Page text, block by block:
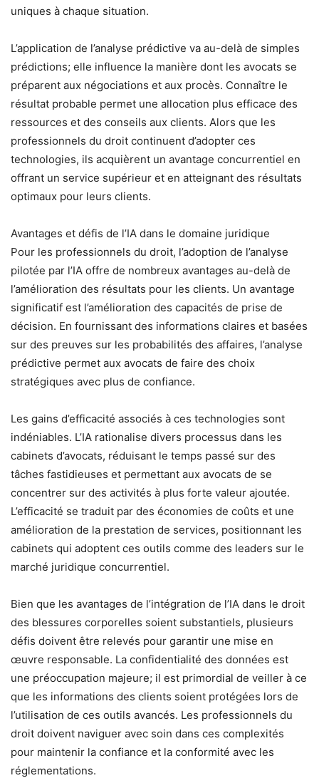
uniques à chaque situation.
L’application de l’analyse prédictive va au-delà de simples
prédictions; elle influence la manière dont les avocats se
préparent aux négociations et aux procès. Connaître le
résultat probable permet une allocation plus efficace des
ressources et des conseils aux clients. Alors que les
professionnels du droit continuent d’adopter ces
technologies, ils acquièrent un avantage concurrentiel en
offrant un service supérieur et en atteignant des résultats
optimaux pour leurs clients.
Avantages et défis de l’IA dans le domaine juridique
Pour les professionnels du droit, l’adoption de l’analyse
pilotée par l’IA offre de nombreux avantages au-delà de
l’amélioration des résultats pour les clients. Un avantage
significatif est l’amélioration des capacités de prise de
décision. En fournissant des informations claires et basées
sur des preuves sur les probabilités des affaires, l’analyse
prédictive permet aux avocats de faire des choix
stratégiques avec plus de confiance.
Les gains d’efficacité associés à ces technologies sont
indéniables. L’IA rationalise divers processus dans les
cabinets d’avocats, réduisant le temps passé sur des
tâches fastidieuses et permettant aux avocats de se
concentrer sur des activités à plus forte valeur ajoutée.
L’efficacité se traduit par des économies de coûts et une
amélioration de la prestation de services, positionnant les
cabinets qui adoptent ces outils comme des leaders sur le
marché juridique concurrentiel.
Bien que les avantages de l’intégration de l’IA dans le droit
des blessures corporelles soient substantiels, plusieurs
défis doivent être relevés pour garantir une mise en
œuvre responsable. La confidentialité des données est
une préoccupation majeure; il est primordial de veiller à ce
que les informations des clients soient protégées lors de
l’utilisation de ces outils avancés. Les professionnels du
droit doivent naviguer avec soin dans ces complexités
pour maintenir la confiance et la conformité avec les
réglementations.